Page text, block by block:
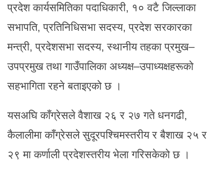
प्रदेश कार्यसमितिका पदाधिकारी, १० वटै जिल्लाका
सभापति, प्रतिनिधिसभा सदस्य, प्रदेश सरकारका
मन्त्री, प्रदेशसभा सदस्य, स्थानीय तहका प्रमुख–
उपप्रमुख तथा गाउँपालिका अध्यक्ष–उपाध्यक्षहरूको
सहभागिता रहने बताइएको छ ।
यसअघि काँग्रेसले वैशाख २६ र २७ गते धनगढी,
कैलालीमा काँग्रेसले सुदूरपश्चिमस्तरीय र बैशाख २५ र
२९ मा कर्णाली प्रदेशस्तरीय भेला गरिसकेको छ ।